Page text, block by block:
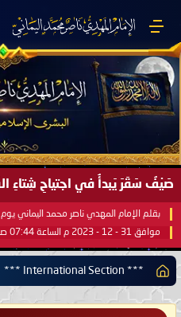
بقلم الإمام المهدي ناصر محمد اليماني يوم 18 - جمادى الآخرة - 1445 هـ
موافق 31 - 12 - 2023 م الساعة 07:44 صباحًا بحسب التقويم الرسمي لأمّ القُرى
*** International Section ***